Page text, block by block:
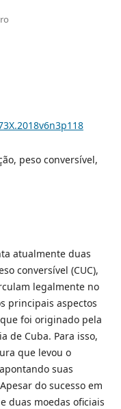
peso conversível,
atualmente duas
conversível (CUC),
legalmente no
principais aspectos
foi originado pela
de Cuba. Para isso,
que levou o
suas
do sucesso em
duas moedas oficiais